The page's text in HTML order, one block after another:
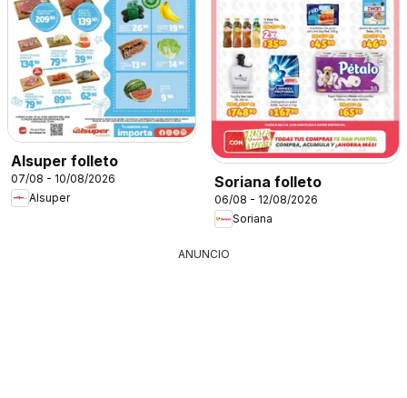
Alsuper folleto
07/08 - 10/08/2026
Alsuper
Soriana folleto
06/08 - 12/08/2026
Soriana
ANUNCIO